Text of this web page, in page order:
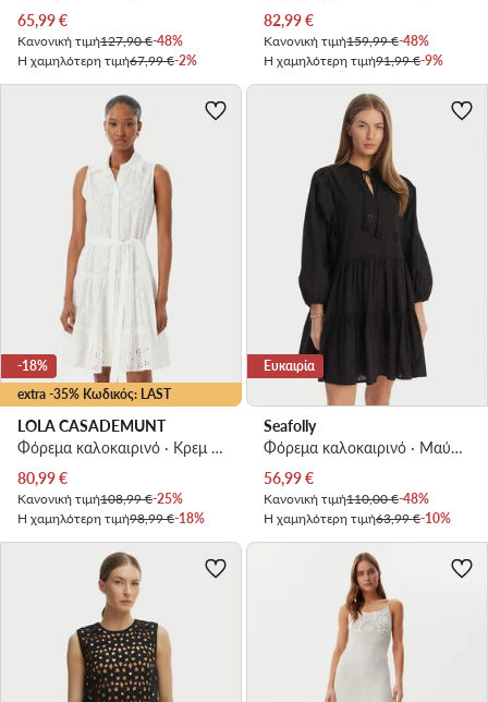
Τρέχουσα τιμή
65,99€
Κανονική τιμή127,90 €-48%
Η χαμηλότερη τιμή67,99 €-2%
Τρέχουσα τιμή
82,99€
Κανονική τιμή159,99 €-48%
Η χαμηλότερη τιμή91,99 €-9%
extra -35% Κωδικός: LAST
-18%
LOLA CASADEMUNT
Φόρεμα καλοκαιρινό · Κρεμ · Mini
Τρέχουσα τιμή
80,99€
Κανονική τιμή108,99 €-25%
Η χαμηλότερη τιμή98,99 €-18%
Ευκαιρία
Seafolly
Φόρεμα καλοκαιρινό · Μαύρο · Mini
Τρέχουσα τιμή
56,99€
Κανονική τιμή110,00 €-48%
Η χαμηλότερη τιμή63,99 €-10%